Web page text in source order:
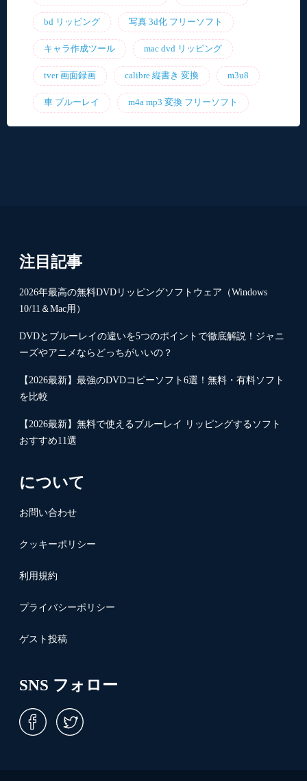
bd リッピング 写真 3d化 フリーソフト
キャラ作成ツール mac dvd リッピング
tver 画面録画 calibre 縦書き 変換 m3u8
車 ブルーレイ m4a mp3 変換 フリーソフト
注目記事
2026年最高の無料DVDリッピングソフトウェア（Windows
10/11＆Mac用）
DVDとブルーレイの違いを5つのポイントで徹底解説！ジャニ
ーズやアニメならどっちがいいの？
【2026最新】最強のDVDコピーソフト6選！無料・有料ソフト
を比較
【2026最新】無料で使えるブルーレイ リッピングするソフト
おすすめ11選
について
お問い合わせ
クッキーポリシー
利用規約
プライバシーポリシー
ゲスト投稿
SNS フォロー